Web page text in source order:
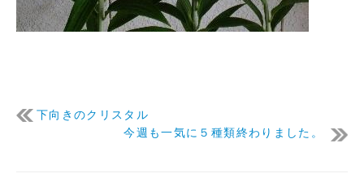
下向きのクリスタル
今週も一気に５種類終わりました。